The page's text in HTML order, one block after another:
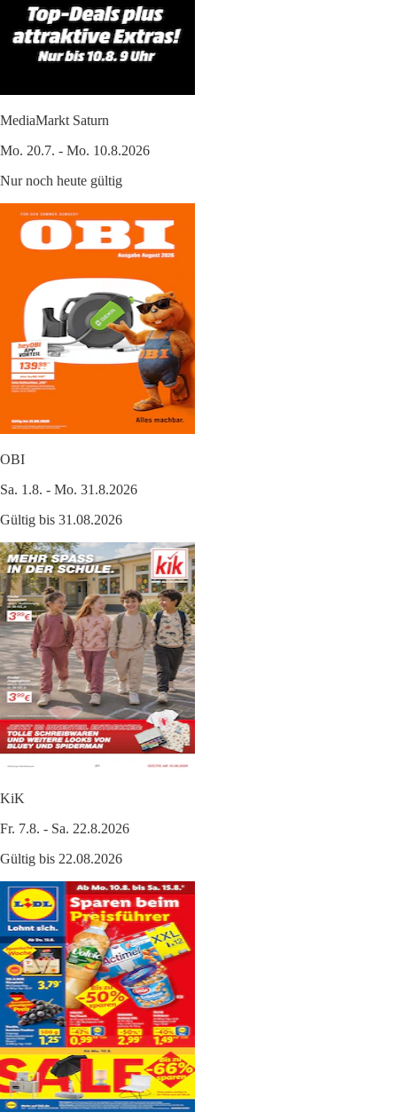
MediaMarkt Saturn
Mo. 20.7. - Mo. 10.8.2026
Nur noch heute gültig
OBI
Sa. 1.8. - Mo. 31.8.2026
Gültig bis 31.08.2026
KiK
Fr. 7.8. - Sa. 22.8.2026
Gültig bis 22.08.2026